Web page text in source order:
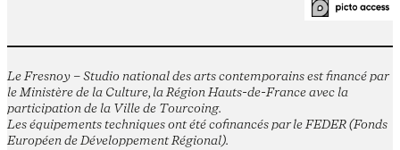
Le Fresnoy – Studio national des arts contemporains est financé par
le Ministère de la Culture, la Région Hauts-de-France avec la
participation de la Ville de Tourcoing.
Les équipements techniques ont été cofinancés par le FEDER (Fonds
Européen de Développement Régional).